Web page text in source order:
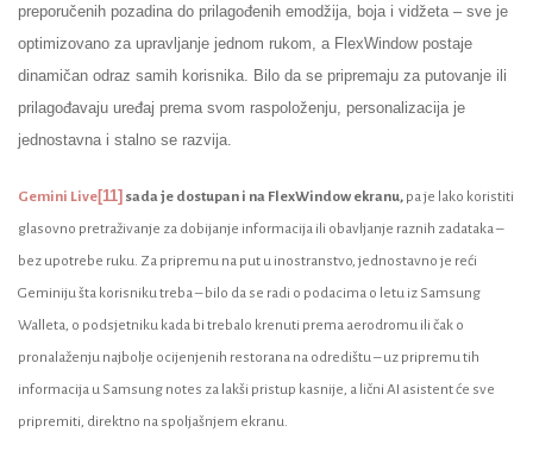
preporučenih pozadina do prilagođenih emodžija, boja i vidžeta – sve je
optimizovano za upravljanje jednom rukom, a FlexWindow postaje
dinamičan odraz samih korisnika. Bilo da se pripremaju za putovanje ili
prilagođavaju uređaj prema svom raspoloženju, personalizacija je
jednostavna i stalno se razvija.
Gemini Live[11] sada je dostupan i na FlexWindow ekranu, pa je lako koristiti
glasovno pretraživanje za dobijanje informacija ili obavljanje raznih zadataka –
bez upotrebe ruku. Za pripremu na put u inostranstvo, jednostavno je reći
Geminiju šta korisniku treba – bilo da se radi o podacima o letu iz Samsung
Walleta, o podsjetniku kada bi trebalo krenuti prema aerodromu ili čak o
pronalaženju najbolje ocijenjenih restorana na odredištu – uz pripremu tih
informacija u Samsung notes za lakši pristup kasnije, a lični AI asistent će sve
pripremiti, direktno na spoljašnjem ekranu.